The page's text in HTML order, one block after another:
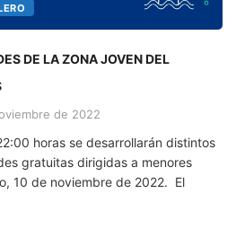
de 2022
horas se desarrollarán distintos
gratuitas dirigidas a menores
10 de noviembre de 2022. El